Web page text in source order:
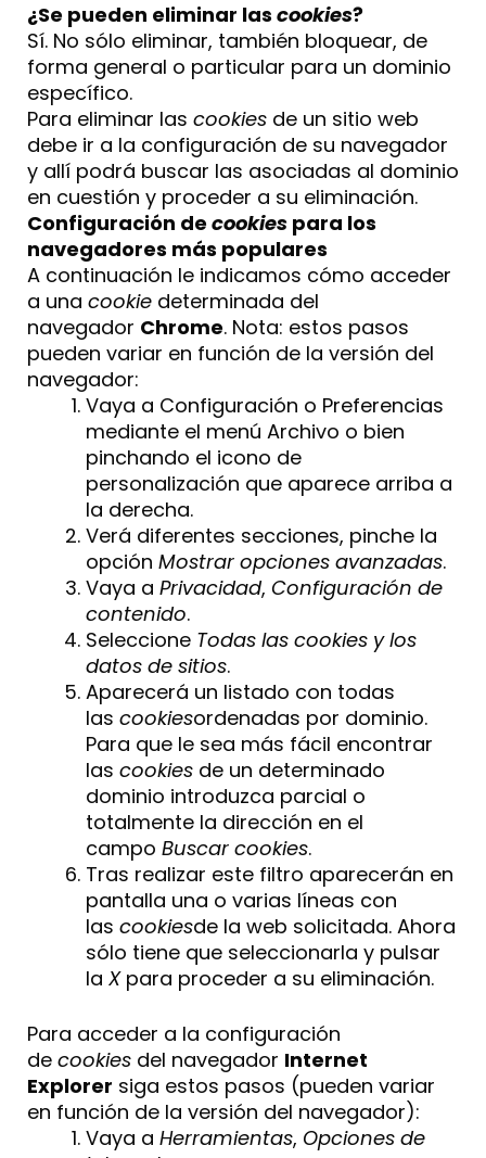
¿Se pueden eliminar las cookies?
Sí. No sólo eliminar, también bloquear, de
forma general o particular para un dominio
específico.
Para eliminar las cookies de un sitio web
debe ir a la configuración de su navegador
y allí podrá buscar las asociadas al dominio
en cuestión y proceder a su eliminación.
Configuración de cookies para los
navegadores más populares
A continuación le indicamos cómo acceder
a una cookie determinada del
navegador Chrome. Nota: estos pasos
pueden variar en función de la versión del
navegador:
Vaya a Configuración o Preferencias
mediante el menú Archivo o bien
pinchando el icono de
personalización que aparece arriba a
la derecha.
Verá diferentes secciones, pinche la
opción Mostrar opciones avanzadas.
Vaya a Privacidad, Configuración de
contenido.
Seleccione Todas las cookies y los
datos de sitios.
Aparecerá un listado con todas
las cookiesordenadas por dominio.
Para que le sea más fácil encontrar
las cookies de un determinado
dominio introduzca parcial o
totalmente la dirección en el
campo Buscar cookies.
Tras realizar este filtro aparecerán en
pantalla una o varias líneas con
las cookiesde la web solicitada. Ahora
sólo tiene que seleccionarla y pulsar
la Xpara proceder a su eliminación.
Para acceder a la configuración
de cookies del navegador Internet
Explorer siga estos pasos (pueden variar
en función de la versión del navegador):
Vaya a Herramientas, Opciones de